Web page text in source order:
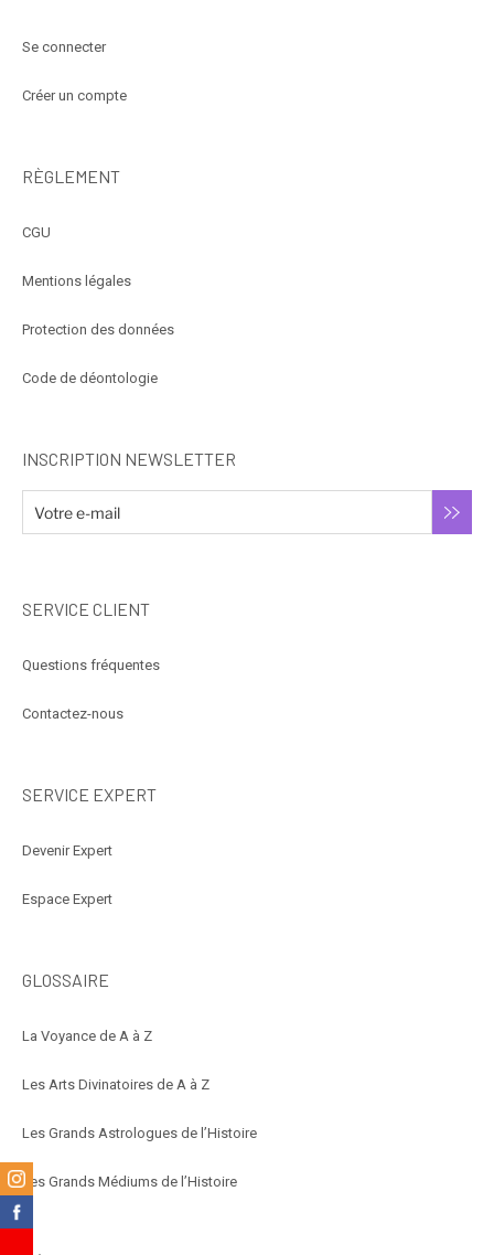
Se connecter
Créer un compte
RÈGLEMENT
CGU
Mentions légales
Protection des données
Code de déontologie
INSCRIPTION NEWSLETTER
SERVICE CLIENT
Questions fréquentes
Contactez-nous
SERVICE EXPERT
Devenir Expert
Espace Expert
GLOSSAIRE
La Voyance de A à Z
Les Arts Divinatoires de A à Z
Les Grands Astrologues de l’Histoire
Les Grands Médiums de l’Histoire